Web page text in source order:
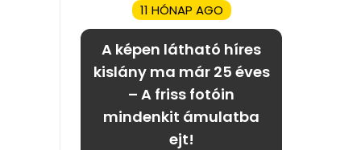
11 HÓNAP AGO
A képen látható híres
kislány ma már 25 éves
– A friss fotóin
mindenkit ámulatba
ejt!